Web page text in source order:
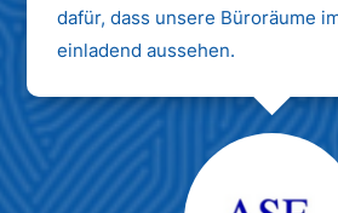
dafür, dass unsere Büroräume
einladend aussehen.